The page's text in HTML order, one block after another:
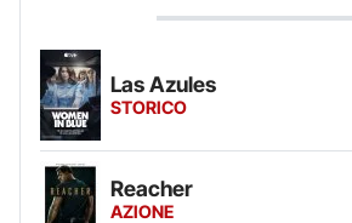
Las Azules
STORICO
Reacher
AZIONE